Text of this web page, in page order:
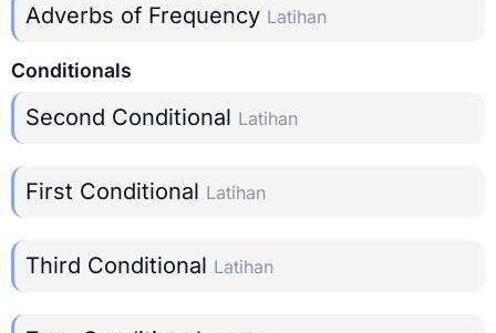
Adverbs of Frequency Latihan
Conditionals
Second Conditional Latihan
First Conditional Latihan
Third Conditional Latihan